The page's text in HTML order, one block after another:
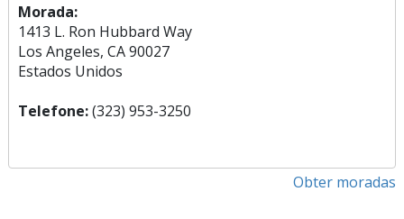
Morada:
1413 L. Ron Hubbard Way
Los Angeles, CA 90027
Estados Unidos
Telefone:(323) 953-3250
Obter moradas